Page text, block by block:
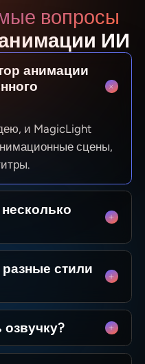
вопросы
ИИ
анимации
и MagicLight
сцены,
сцен.
сцену с
и
предварительно
стили
стили
обучающий
генератор